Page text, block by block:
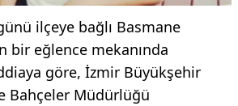
ilçeye bağlı Basmane
bir eğlence mekanında
göre, İzmir Büyükşehir
Bahçeler Müdürlüğü